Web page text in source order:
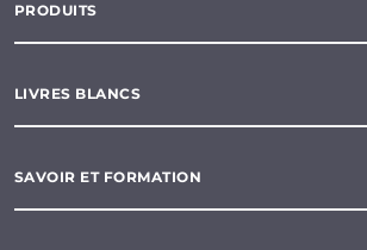
PRODUITS
LIVRES BLANCS
SAVOIR ET FORMATION